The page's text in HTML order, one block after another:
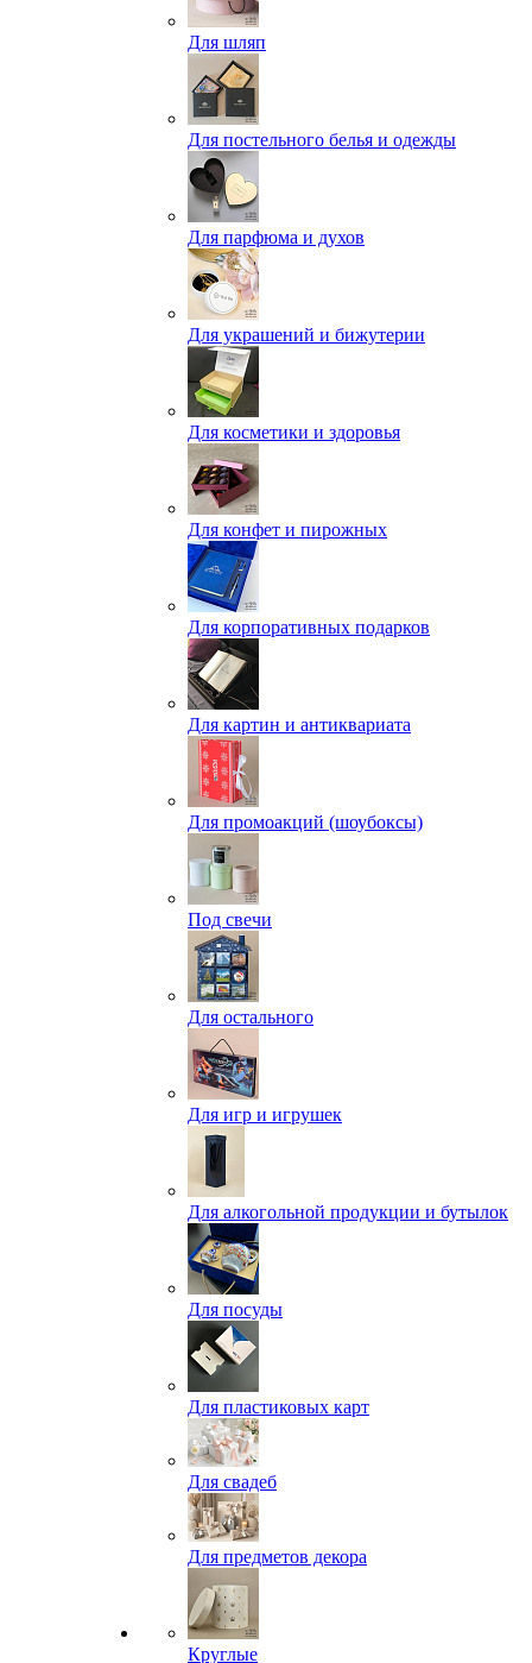
Для шляп
Для постельного белья и одежды
Для парфюма и духов
Для украшений и бижутерии
Для косметики и здоровья
Для конфет и пирожных
Для корпоративных подарков
Для картин и антиквариата
Для промоакций (шоубоксы)
Под свечи
Для остального
Для игр и игрушек
Для алкогольной продукции и бутылок
Для посуды
Для пластиковых карт
Для свадеб
Для предметов декора
Круглые